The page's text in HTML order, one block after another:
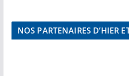
NOS PARTENAIRES D’HIER